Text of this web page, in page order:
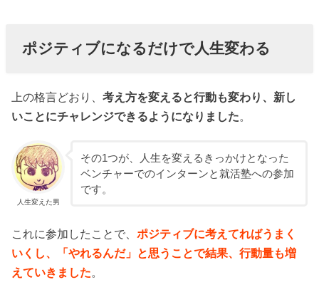
ポジティブになるだけで人生変わる
上の格言どおり、考え方を変えると行動も変わり、新し
いことにチャレンジできるようになりました。
人生変えた男
その1つが、人生を変えるきっかけとなった
ベンチャーでのインターンと就活塾への参加
です。
これに参加したことで、ポジティブに考えてればうまく
いくし、「やれるんだ」と思うことで結果、行動量も増
えていきました。